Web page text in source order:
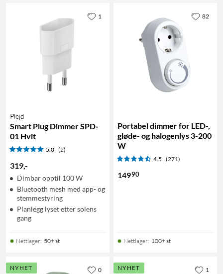
Plejd
Smart Plug Dimmer SPD-
01 Hvit
5.0 (2)
319,-
Dimbar opptil 100 W
Bluetooth mesh med app- og
stemmestyring
Planlegg lyset etter solens
gang
Nettlager: 50+ st
1
Portabel dimmer for LED-,
gløde- og halogenlys 3-200
W
4.5 (271)
14990
Nettlager: 100+ st
82
NYHET 0 NYHET 1